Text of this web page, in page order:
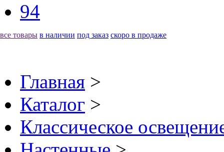
94
все товары в наличии под заказ скоро в продаже
Главная >
Каталог >
Классическое